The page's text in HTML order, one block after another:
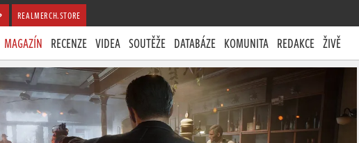
REALMERCH.STORE
MAGAZÍN RECENZE VIDEA SOUTĚŽE DATABÁZE KOMUNITA REDAKCE ŽIVĚ